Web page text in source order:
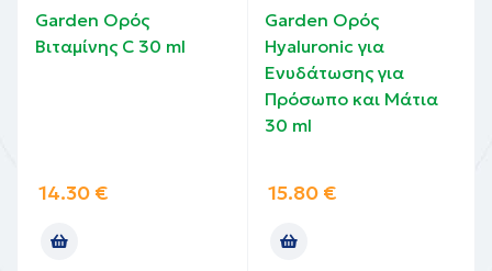
Garden Ορός
Βιταμίνης C 30 ml
14.30 €
Garden Ορός
Hyaluronic για
Ενυδάτωσης για
Πρόσωπο και Μάτια
30 ml
15.80 €